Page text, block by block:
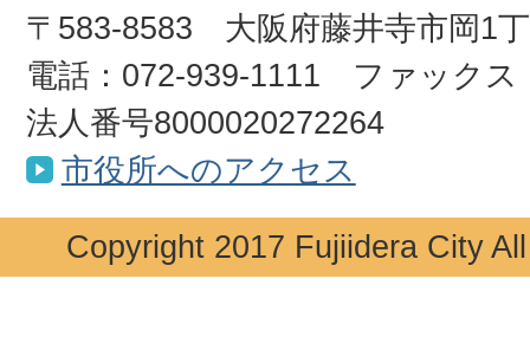
〒583-8583 大阪府藤井寺市岡1
電話：072-939-1111 ファックス
法人番号8000020272264
市役所へのアクセス
Copyright 2017 Fujiidera City